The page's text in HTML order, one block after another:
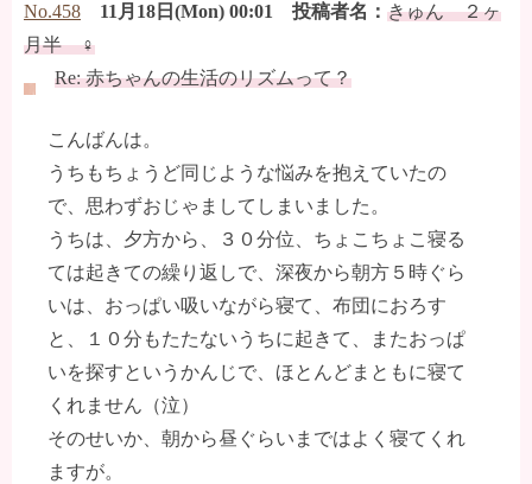
No.458 11月18日(Mon) 00:01 投稿者名： きゅん ２ヶ
月半 ♀
Re: 赤ちゃんの生活のリズムって？
こんばんは。
うちもちょうど同じような悩みを抱えていたの
で、思わずおじゃましてしまいました。
うちは、夕方から、３０分位、ちょこちょこ寝る
ては起きての繰り返しで、深夜から朝方５時ぐら
いは、おっぱい吸いながら寝て、布団におろす
と、１０分もたたないうちに起きて、またおっぱ
いを探すというかんじで、ほとんどまともに寝て
くれません（泣）
そのせいか、朝から昼ぐらいまではよく寝てくれ
ますが。